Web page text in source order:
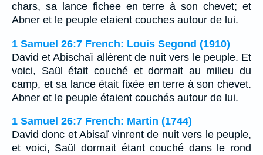
chars, sa lance fichee en terre à son chevet; et
Abner et le peuple etaient couches autour de lui.
1 Samuel 26:7 French: Louis Segond (1910)
David et Abischaï allèrent de nuit vers le peuple. Et
voici, Saül était couché et dormait au milieu du
camp, et sa lance était fixée en terre à son chevet.
Abner et le peuple étaient couchés autour de lui.
1 Samuel 26:7 French: Martin (1744)
David donc et Abisaï vinrent de nuit vers le peuple,
et voici, Saül dormait étant couché dans le rond